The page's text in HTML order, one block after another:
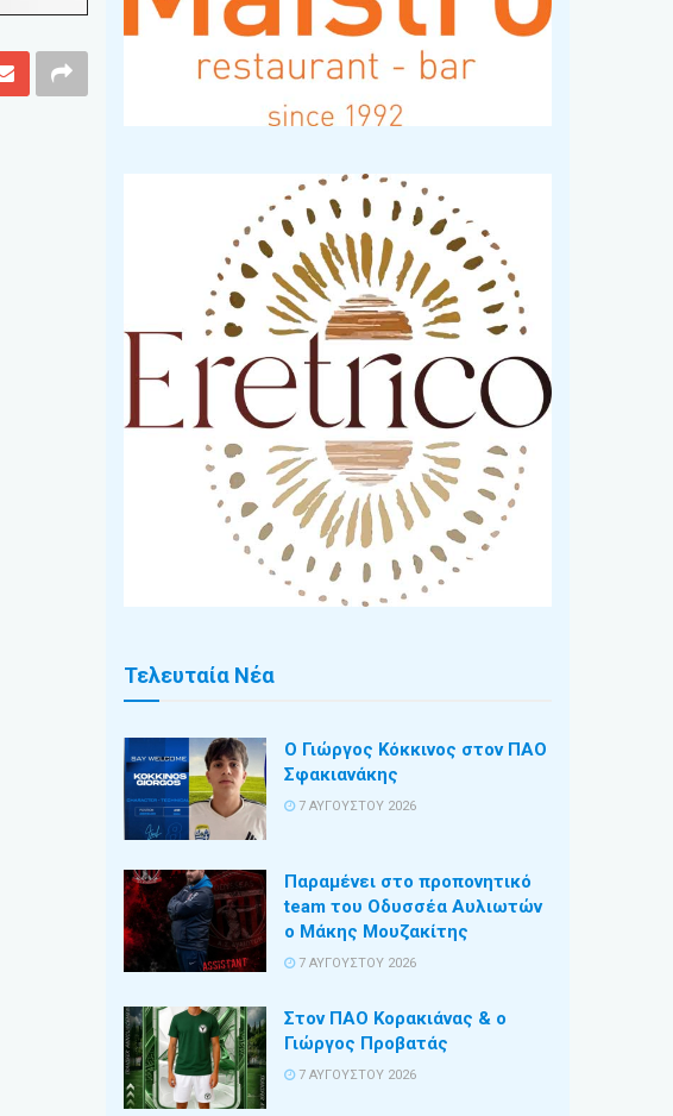
Τελευταία Νέα
Ο Γιώργος Κόκκινος στον ΠΑΟ
Σφακιανάκης
7 ΑΥΓΟΎΣΤΟΥ 2026
Παραμένει στο προπονητικό
team του Οδυσσέα Αυλιωτών
ο Μάκης Μουζακίτης
7 ΑΥΓΟΎΣΤΟΥ 2026
Στον ΠΑΟ Κορακιάνας & ο
Γιώργος Προβατάς
7 ΑΥΓΟΎΣΤΟΥ 2026